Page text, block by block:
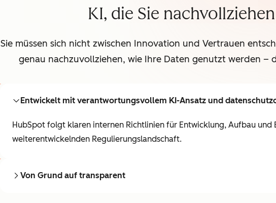
KI, die Sie
Sie müssen sich nicht zwischen Innovation und Vertrauen
genau nachzuvollziehen, wie Ihre Daten genutzt werden
Entwickelt mit verantwortungsvollem KI-Ansatz und
HubSpot folgt klaren internen Richtlinien für Entwicklung, Aufbau
weiterentwickelnden Regulierungslandschaft.
Von Grund auf transparent